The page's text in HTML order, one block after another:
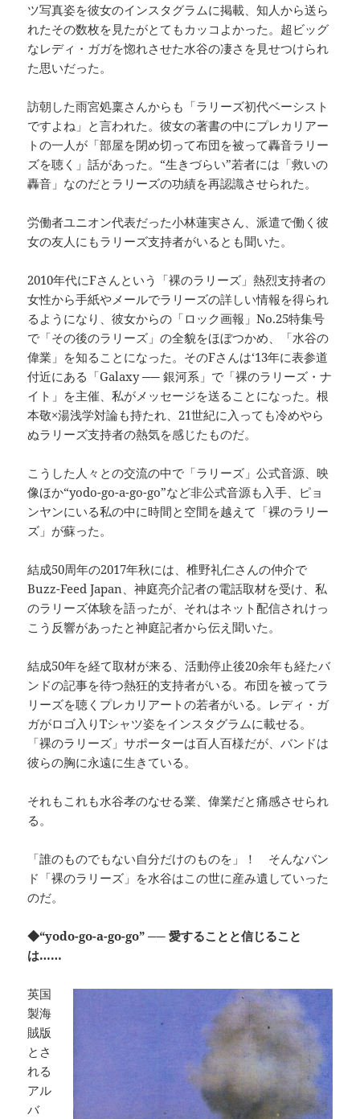
ツ写真姿を彼女のインスタグラムに掲載、知人から送ら
れたその数枚を見たがとてもカッコよかった。超ビッグ
なレディ・ガガを惚れさせた水谷の凄さを見せつけられ
た思いだった。
訪朝した雨宮処稟さんからも「ラリーズ初代ベーシスト
ですよね」と言われた。彼女の著書の中にプレカリアー
トの一人が「部屋を閉め切って布団を被って轟音ラリー
ズを聴く」話があった。“生きづらい”若者には「救いの
轟音」なのだとラリーズの功績を再認識させられた。
労働者ユニオン代表だった小林蓮実さん、派遣で働く彼
女の友人にもラリーズ支持者がいるとも聞いた。
2010年代にFさんという「裸のラリーズ」熱烈支持者の
女性から手紙やメールでラリーズの詳しい情報を得られ
るようになり、彼女からの「ロック画報」No.25特集号
で「その後のラリーズ」の全貌をほぼつかめ、「水谷の
偉業」を知ることになった。そのFさんは‘13年に表参道
付近にある「Galaxy ── 銀河系」で「裸のラリーズ・ナ
イト」を主催、私がメッセージを送ることになった。根
本敬×湯浅学対論も持たれ、21世紀に入っても冷めやら
ぬラリーズ支持者の熱気を感じたものだ。
こうした人々との交流の中で「ラリーズ」公式音源、映
像ほか“yodo-go-a-go-go”など非公式音源も入手、ピョ
ンヤンにいる私の中に時間と空間を越えて「裸のラリー
ズ」が蘇った。
結成50周年の2017年秋には、椎野礼仁さんの仲介で
Buzz-Feed Japan、神庭亮介記者の電話取材を受け、私
のラリーズ体験を語ったが、それはネット配信されけっ
こう反響があったと神庭記者から伝え聞いた。
結成50年を経て取材が来る、活動停止後20余年も経たバ
ンドの記事を待つ熱狂的支持者がいる。布団を被ってラ
リーズを聴くプレカリアートの若者がいる。レディ・ガ
ガがロゴ入りTシャツ姿をインスタグラムに載せる。
「裸のラリーズ」サポーターは百人百様だが、バンドは
彼らの胸に永遠に生きている。
それもこれも水谷孝のなせる業、偉業だと痛感させられ
る。
「誰のものでもない自分だけのものを」！ そんなバン
ド「裸のラリーズ」を水谷はこの世に産み遺していった
のだ。
◆“yodo-go-a-go-go” ── 愛することと信じること
は……
英国
製海
賊版
とさ
れる
アル
バ